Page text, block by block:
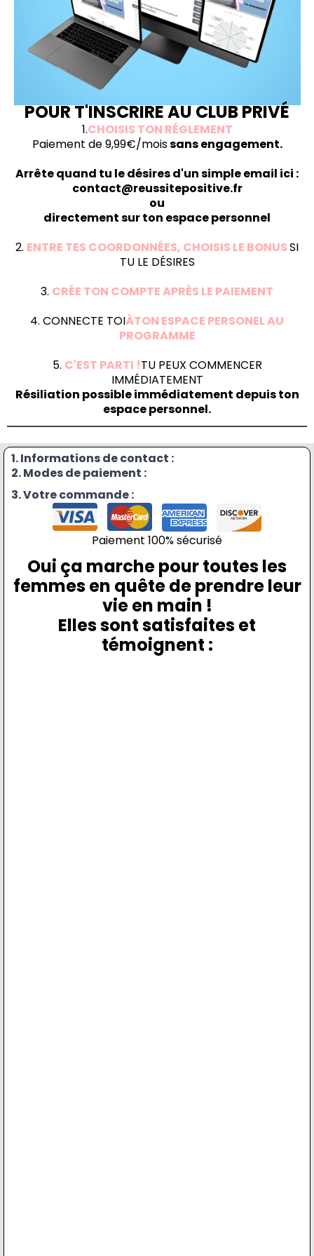
POUR T'INSCRIRE AU CLUB PRIVÉ
1.CHOISIS TON RÉGLEMENT
Paiement de 9,99€/moissans engagement.
Arrête quand tu le désires d'un simple email ici :
contact@reussitepositive.fr
ou
directement sur ton espace personnel
2. ENTRE TES COORDONNÉES, CHOISIS LE BONUSSI
TU LE DÉSIRES
3. CRÉE TON COMPTE APRÈS LE PAIEMENT
4. CONNECTE TOIÀTON ESPACE PERSONEL AU
PROGRAMME
5. C'EST PARTI !TU PEUX COMMENCER
IMMÉDIATEMENT
Résiliation possible immédiatement depuis ton
espace personnel.
1. Informations de contact :
2. Modes de paiement :
3. Votre commande :
Paiement 100% sécurisé
Oui ça marche pour toutes les
femmes en quête de prendre leur
vie en main !
Elles sont satisfaites et
témoignent :